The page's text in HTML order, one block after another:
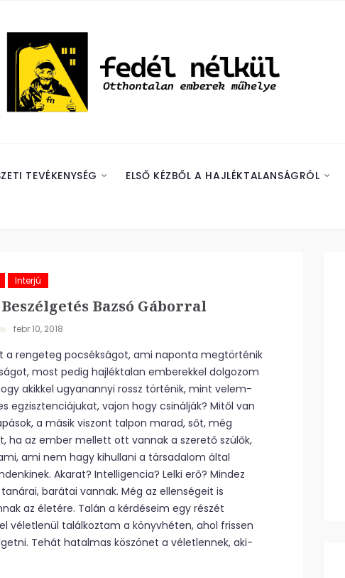
TEVÉKENYSÉG ELSŐ KÉZBŐL A HAJLÉKTALANSÁGRÓL
Interjú
Bazsó Gáborral
febr 10, 2018
a rengeteg pocsékságot, ami naponta megtörténik
most pedig hajléktalan emberekkel dolgozom
akikkel ugyanannyi rossz történik, mint velem-
egzisztenciájukat, vajon hogy csinálják? Mitől van
a másik viszont talpon marad, sőt, még
ha az ember mellett ott vannak a szerető szülők,
ami nem hagy kihullani a társadalom által
Akarat? Intelligencia? Lelki erő? Mindez
barátai vannak. Még az ellenségeit is
az életére. Talán a kérdéseim egy részét
véletlenül találkoztam a könyvhéten, ahol frissen
Tehát hatalmas köszönet a véletlennek, aki-